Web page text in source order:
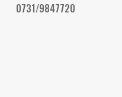
Nicht vorrätig
0731/9847720